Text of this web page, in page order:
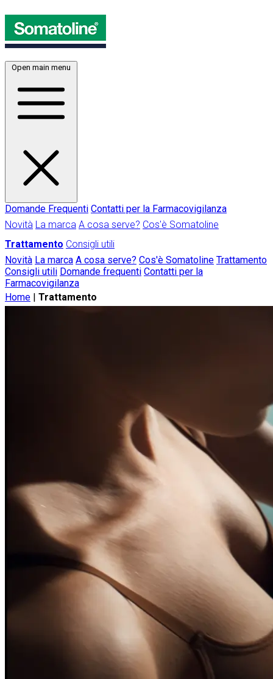
Open main menu
Domande Frequenti Contatti per la Farmacovigilanza
Novità La marca A cosa serve? Cos'è Somatoline
Trattamento Consigli utili
Novità La marca A cosa serve? Cos'è Somatoline Trattamento
Consigli utili Domande frequenti Contatti per la
Farmacovigilanza
Home | Trattamento